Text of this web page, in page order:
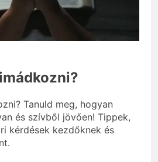
Mennyi a táppénz?
3 Nap Ezelőtt
Tanuld meg, hogyan
és szívből jövően! Tippek,
kérdések kezdőknek és